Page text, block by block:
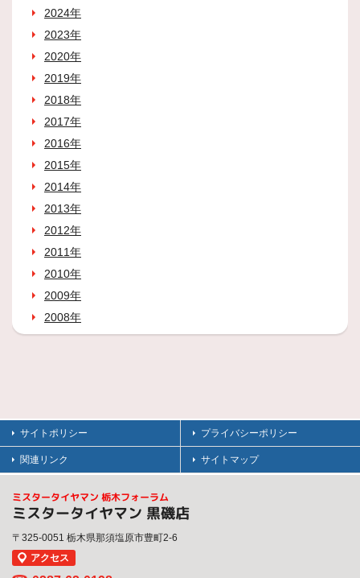
2024年
2023年
2020年
2019年
2018年
2017年
2016年
2015年
2014年
2013年
2012年
2011年
2010年
2009年
2008年
サイトポリシー プライバシーポリシー
関連リンク サイトマップ
ミスタータイヤマン 栃木フォーラム
ミスタータイヤマン 黒磯店
〒325-0051 栃木県那須塩原市豊町2-6
アクセス